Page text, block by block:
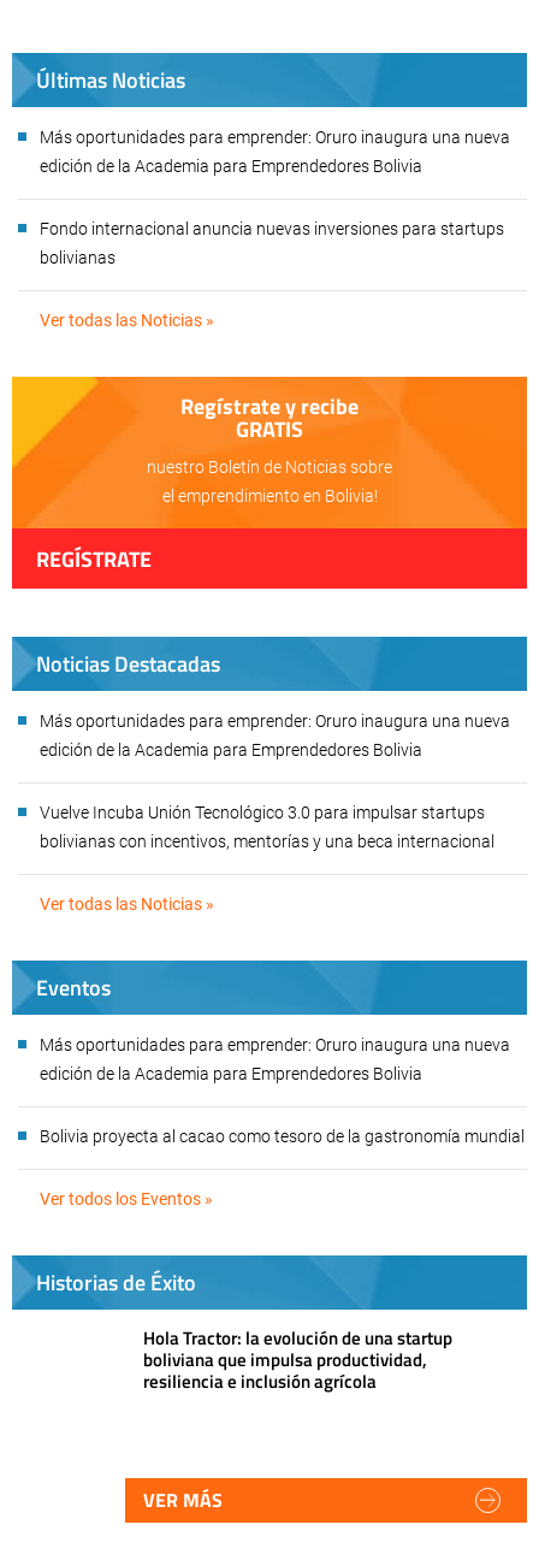
Últimas Noticias
Más oportunidades para emprender: Oruro inaugura una nueva
edición de la Academia para Emprendedores Bolivia
Fondo internacional anuncia nuevas inversiones para startups
bolivianas
Ver todas las Noticias »
Regístrate y recibe
GRATIS
nuestro Boletín de Noticias sobre
el emprendimiento en Bolivia!
REGÍSTRATE
Noticias Destacadas
Más oportunidades para emprender: Oruro inaugura una nueva
edición de la Academia para Emprendedores Bolivia
Vuelve Incuba Unión Tecnológico 3.0 para impulsar startups
bolivianas con incentivos, mentorías y una beca internacional
Ver todas las Noticias »
Eventos
Más oportunidades para emprender: Oruro inaugura una nueva
edición de la Academia para Emprendedores Bolivia
Bolivia proyecta al cacao como tesoro de la gastronomía mundial
Ver todos los Eventos »
Historias de Éxito
Hola Tractor: la evolución de una startup
boliviana que impulsa productividad,
resiliencia e inclusión agrícola
VER MÁS